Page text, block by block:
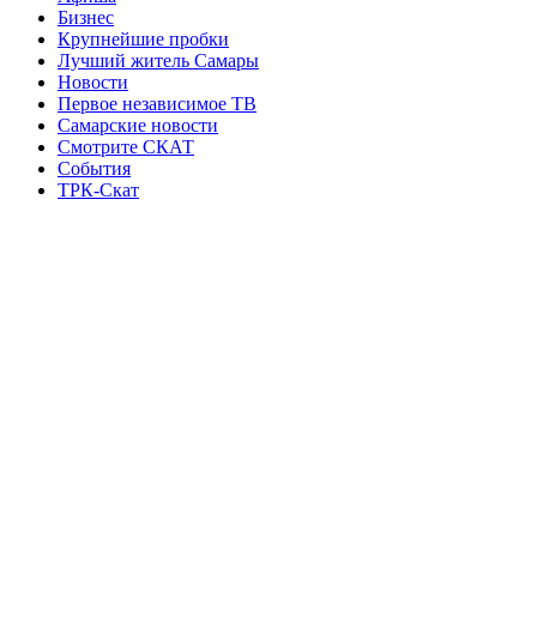
Бизнес
Крупнейшие пробки
Лучший житель Самары
Новости
Первое независимое ТВ
Самарские новости
Смотрите СКАТ
События
ТРК-Скат